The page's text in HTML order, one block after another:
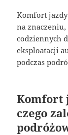
Komfort
na znaczeniu,
codziennych
eksploatacji
podczas
Komfort
czego